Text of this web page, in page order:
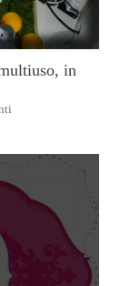
in